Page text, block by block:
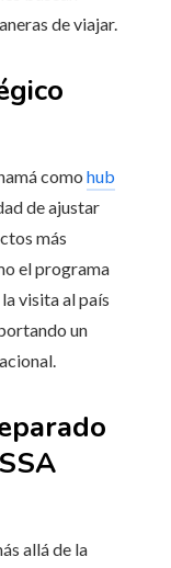
de viajar.
como hub
de ajustar
más
el programa
visita al país
un
allá de la